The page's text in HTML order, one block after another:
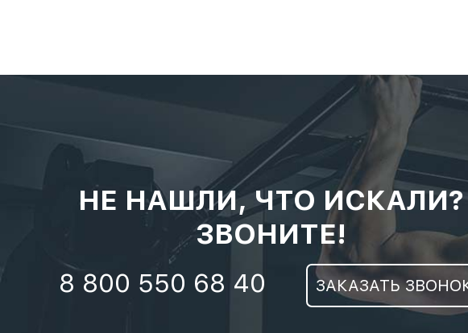
НЕ НАШЛИ, ЧТО ИСКАЛИ?
ЗВОНИТЕ!
8 800 550 68 40 ЗАКАЗАТЬ